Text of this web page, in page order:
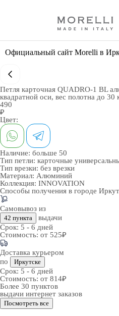
Официальный сайт Morelli в
Петля карточная QUADRO-1 BL
квадратной оси, вес полотна до 30
490
₽
Цвет:
Наличие: больше 50
Тип петли: карточные
Тип врезки: без врезки
Материал: Алюминий
Коллекция: INNOVATION
Способы получения в городе
Самовывоз из
42 пункта
выдачи
Срок: 5 - 6 дней
Стоимость: от 525₽
Доставка курьером
по
Иркутске
Срок: 5 - 6 дней
Стоимость: от 814₽
Более 30 пунктов
выдачи интернет заказов
Посмотреть все